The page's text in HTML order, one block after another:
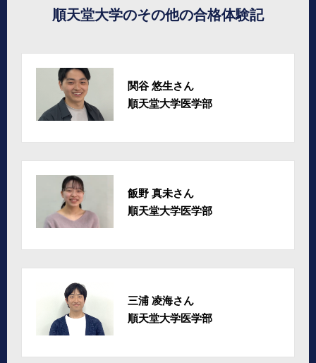
順天堂大学のその他の合格体験記
関谷 悠生さん
順天堂大学医学部
飯野 真未さん
順天堂大学医学部
三浦 凌海さん
順天堂大学医学部